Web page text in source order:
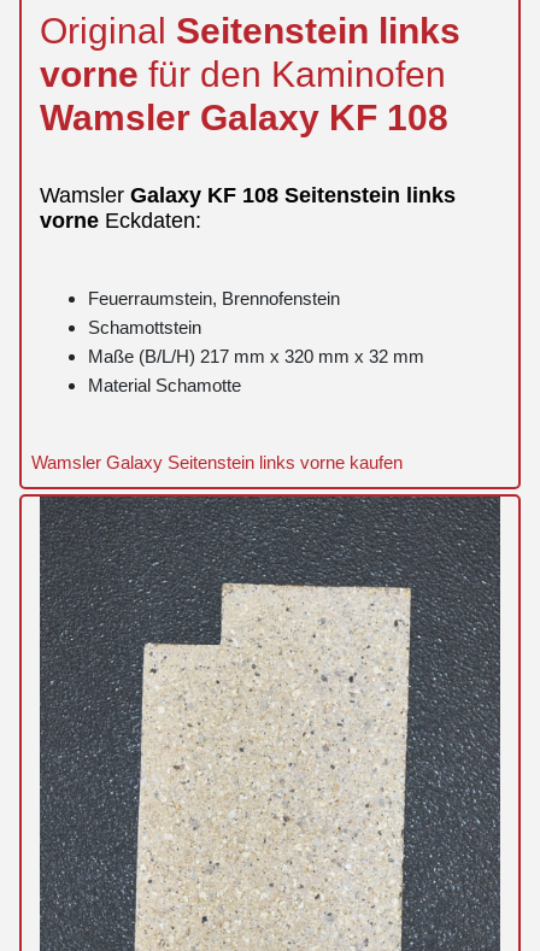
Original Seitenstein links
vorne für den Kaminofen
Wamsler Galaxy KF 108
Wamsler Galaxy KF 108 Seitenstein links
vorne Eckdaten:
Feuerraumstein, Brennofenstein
Schamottstein
Maße (B/L/H) 217 mm x 320 mm x 32 mm
Material Schamotte
Wamsler Galaxy Seitenstein links vorne kaufen